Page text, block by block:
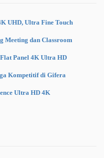
UHD, Ultra Fine Touch
Meeting dan Classroom
Panel 4K Ultra HD
Kompetitif di Gifera
Ultra HD 4K